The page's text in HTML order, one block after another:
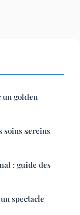
un golden
soins sereins
: guide des
spectacle